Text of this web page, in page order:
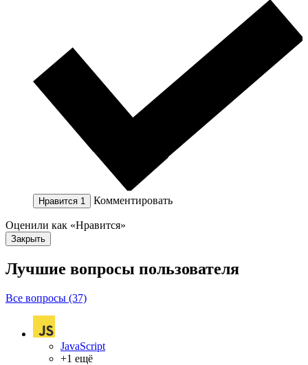
Нравится 1 Комментировать
Оценили как «Нравится»
Закрыть
Лучшие вопросы пользователя
Все вопросы (37)
JavaScript
+1 ещё